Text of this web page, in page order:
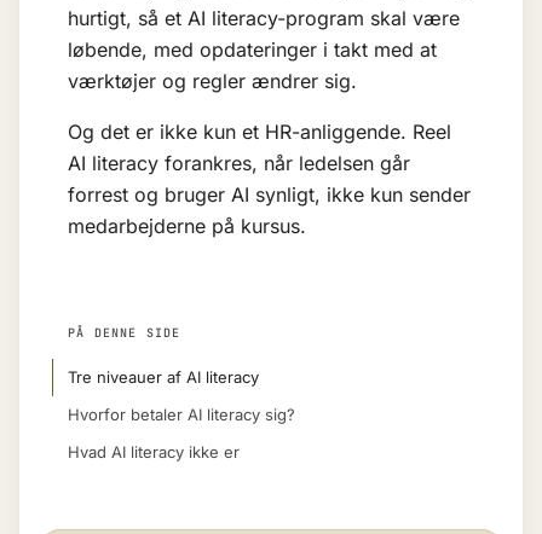
hurtigt, så et AI literacy-program skal være
løbende, med opdateringer i takt med at
værktøjer og regler ændrer sig.
Og det er ikke kun et HR-anliggende. Reel
AI literacy forankres, når ledelsen går
forrest og bruger AI synligt, ikke kun sender
medarbejderne på kursus.
PÅ DENNE SIDE
Tre niveauer af AI literacy
Hvorfor betaler AI literacy sig?
Hvad AI literacy ikke er